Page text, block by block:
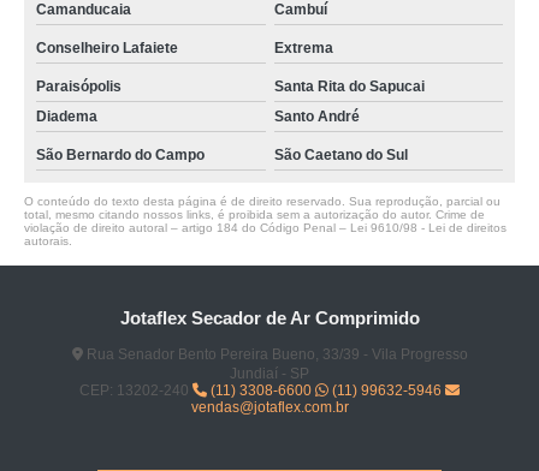
Camanducaia Cambuí
Conselheiro Lafaiete Extrema
Paraisópolis
Santa Rita do Sapucai
Diadema
Santo André
São Bernardo do Campo São Caetano do Sul
O conteúdo do texto desta página é de direito reservado. Sua reprodução, parcial ou
total, mesmo citando nossos links, é proibida sem a autorização do autor. Crime de
violação de direito autoral – artigo 184 do Código Penal – Lei 9610/98 - Lei de direitos
autorais
Jotaflex Secador de Ar Comprimido
Rua Senador Bento Pereira Bueno, 33/39 - Vila Progresso
Jundiaí - SP
CEP: 13202-240
(11) 3308-6600
(11) 99632-5946
vendas@jotaflex.com.br